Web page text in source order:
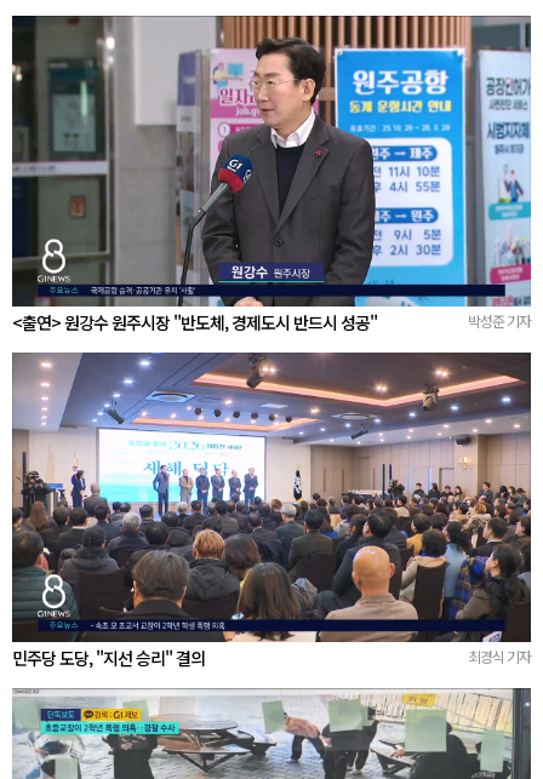
<출연> 원강수 원주시장 "반도체, 경제도시 반드시 성공" 박성준 기자
민주당 도당, "지선 승리" 결의 최경식 기자